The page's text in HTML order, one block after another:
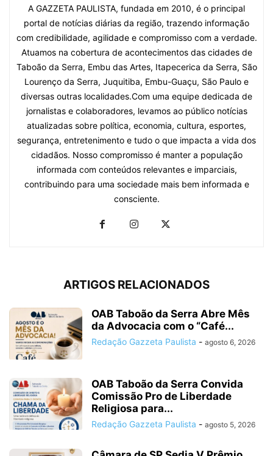
A GAZZETA PAULISTA, fundada em 2010, é o principal
portal de notícias diárias da região, trazendo informação
com credibilidade, agilidade e compromisso com a verdade.
Atuamos na cobertura de acontecimentos das cidades de
Taboão da Serra, Embu das Artes, Itapecerica da Serra, São
Lourenço da Serra, Juquitiba, Embu-Guaçu, São Paulo e
diversas outras localidades.Com uma equipe dedicada de
jornalistas e colaboradores, levamos ao público notícias
atualizadas sobre política, economia, cultura, esportes,
segurança, entretenimento e tudo o que impacta a vida dos
cidadãos. Nosso compromisso é manter a população
informada com conteúdos relevantes e imparciais,
contribuindo para uma sociedade mais bem informada e
consciente.
ARTIGOS RELACIONADOS
OAB Taboão da Serra Abre Mês
da Advocacia com o “Café...
Redação Gazzeta Paulista - agosto 6, 2026
OAB Taboão da Serra Convida
Comissão Pro de Liberdade
Religiosa para...
Redação Gazzeta Paulista - agosto 5, 2026